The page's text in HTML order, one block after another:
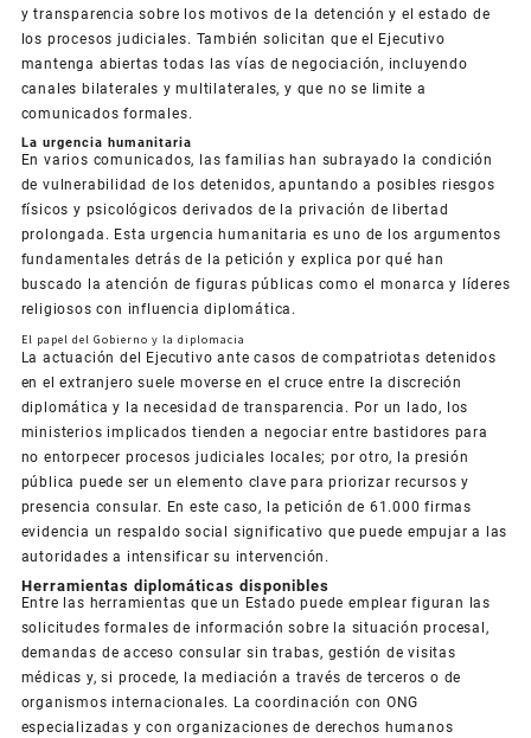
y transparencia sobre los motivos de la detención y el estado de
los procesos judiciales. También solicitan que el Ejecutivo
mantenga abiertas todas las vías de negociación, incluyendo
canales bilaterales y multilaterales, y que no se limite a
comunicados formales.
La urgencia humanitaria
En varios comunicados, las familias han subrayado la condición
de vulnerabilidad de los detenidos, apuntando a posibles riesgos
físicos y psicológicos derivados de la privación de libertad
prolongada. Esta urgencia humanitaria es uno de los argumentos
fundamentales detrás de la petición y explica por qué han
buscado la atención de figuras públicas como el monarca y líderes
religiosos con influencia diplomática.
El papel del Gobierno y la diplomacia
La actuación del Ejecutivo ante casos de compatriotas detenidos
en el extranjero suele moverse en el cruce entre la discreción
diplomática y la necesidad de transparencia. Por un lado, los
ministerios implicados tienden a negociar entre bastidores para
no entorpecer procesos judiciales locales; por otro, la presión
pública puede ser un elemento clave para priorizar recursos y
presencia consular. En este caso, la petición de 61.000 firmas
evidencia un respaldo social significativo que puede empujar a las
autoridades a intensificar su intervención.
Herramientas diplomáticas disponibles
Entre las herramientas que un Estado puede emplear figuran las
solicitudes formales de información sobre la situación procesal,
demandas de acceso consular sin trabas, gestión de visitas
médicas y, si procede, la mediación a través de terceros o de
organismos internacionales. La coordinación con ONG
especializadas y con organizaciones de derechos humanos